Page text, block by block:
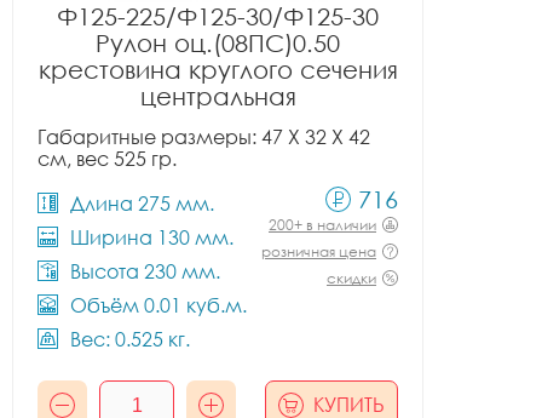
Ф125-225/Ф125-30/Ф125-30
Рулон оц.(08ПС)0.50
крестовина круглого сечения
центральная
Габаритные размеры: 47 X 32 X 42
см, вес 525 гр.
Длина 275 мм.
Ширина 130 мм.
Высота 230 мм.
Объём 0.01 куб.м.
Вес: 0.525 кг.
716
200+ в наличии
розничная цена
скидки
КУПИТЬ